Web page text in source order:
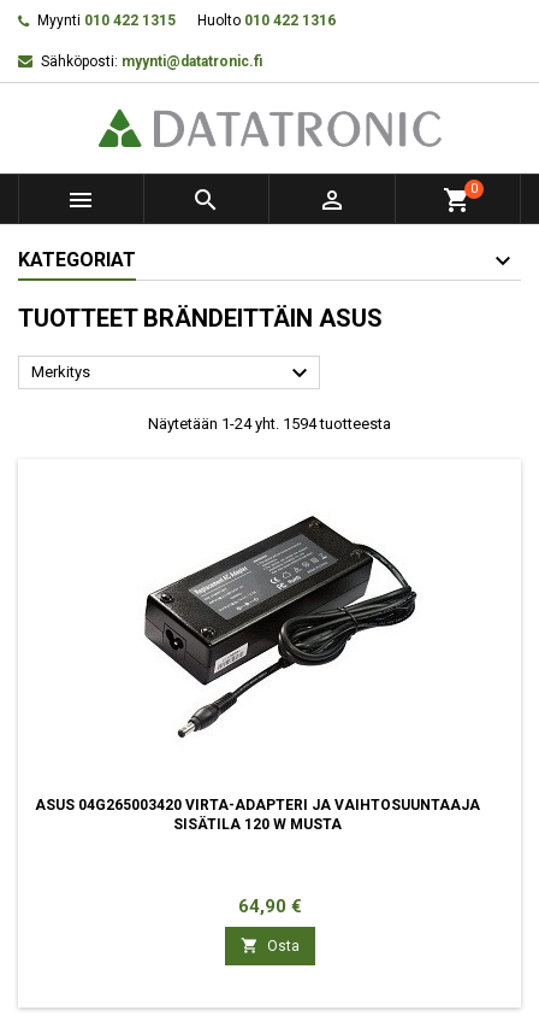
Myynti 010 422 1315 Huolto 010 422 1316
Sähköposti: myynti@datatronic.fi
   shopping_cart0
KATEGORIAT
TUOTTEET BRÄNDEITTÄIN ASUS
Merkitys 
Näytetään 1-24 yht. 1594 tuotteesta
ASUS 04G265003420 VIRTA-ADAPTERI JA VAIHTOSUUNTAAJA
SISÄTILA 120 W MUSTA
Hinta
64,90 €
 Osta